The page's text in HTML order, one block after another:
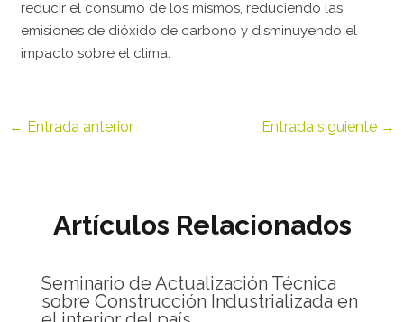
reducir el consumo de los mismos, reduciendo las
emisiones de dióxido de carbono y disminuyendo el
impacto sobre el clima.
← Entrada anterior Entrada siguiente →
Artículos Relacionados
Seminario de Actualización Técnica
sobre Construcción Industrializada en